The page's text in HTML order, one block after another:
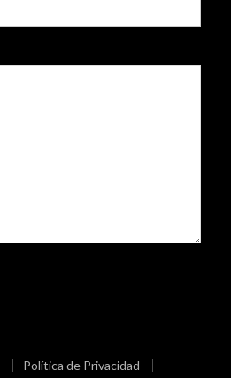
Política de Privacidad